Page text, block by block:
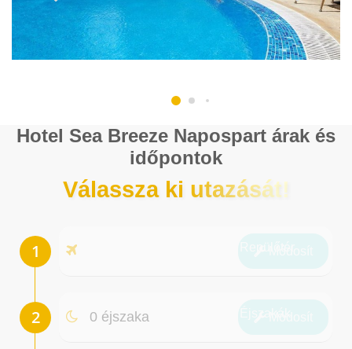
Hotel Sea Breeze Napospart árak és
időpontok
Válassza ki utazását!
0 éjszaka